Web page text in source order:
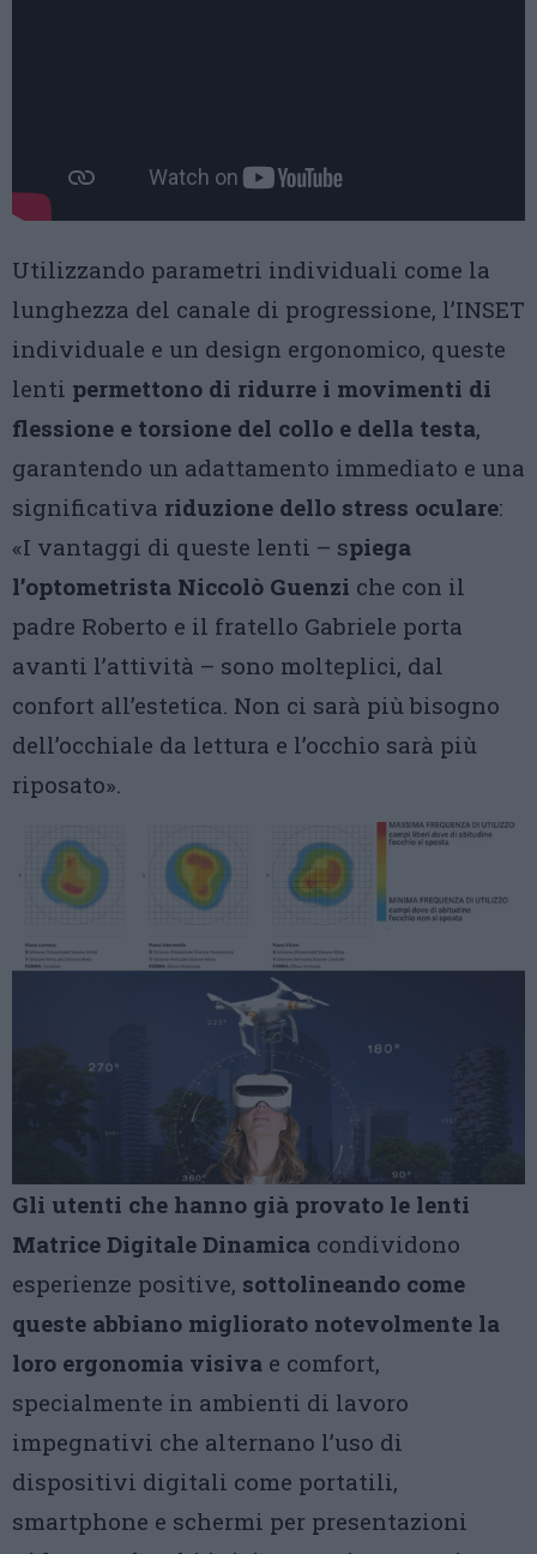
Utilizzando parametri individuali come la
lunghezza del canale di progressione, l’INSET
individuale e un design ergonomico, queste
lenti permettono di ridurre i movimenti di
flessione e torsione del collo e della testa,
garantendo un adattamento immediato e una
significativa riduzione dello stress oculare:
«I vantaggi di queste lenti – spiega
l’optometrista Niccolò Guenzi che con il
padre Roberto e il fratello Gabriele porta
avanti l’attività – sono molteplici, dal
confort all’estetica. Non ci sarà più bisogno
dell’occhiale da lettura e l’occhio sarà più
riposato».
Gli utenti che hanno già provato le lenti
Matrice Digitale Dinamica condividono
esperienze positive, sottolineando come
queste abbiano migliorato notevolmente la
loro ergonomia visiva e comfort,
specialmente in ambienti di lavoro
impegnativi che alternano l’uso di
dispositivi digitali come portatili,
smartphone e schermi per presentazioni